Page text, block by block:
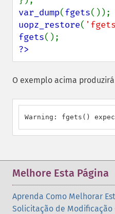
var_dump(fgets
uopz_restore(
fgets
?>
O exemplo acima
Warning: fgets()
Melhore Esta Página
Aprenda Como Melhorar
Solicitação de Modificação